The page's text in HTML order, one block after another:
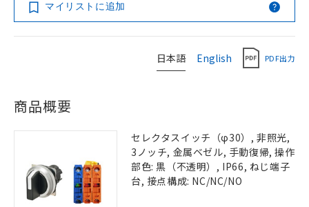
マイリストに追加
日本語 English PDF出力
商品概要
セレクタスイッチ（φ30）, 非照光,
3ノッチ, 金属ベゼル, 手動復帰, 操作
部色: 黒（不透明）, IP66, ねじ端子
台, 接点構成: NC/NC/NO